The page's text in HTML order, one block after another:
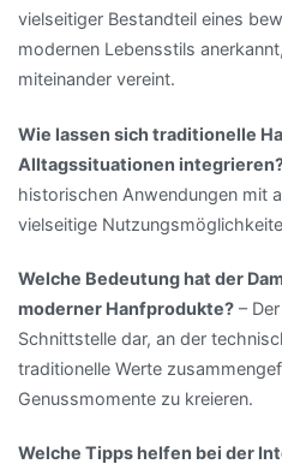
vielseitiger Bestandteil eines
modernen Lebensstils
miteinander vereint.
Wie lassen sich traditionelle
Alltagssituationen
historischen Anwendungen mit
vielseitige
Welche Bedeutung hat der
moderner Hanfprodukte? –
Schnittstelle dar, an der
traditionelle Werte
Genussmomente zu kreieren.
Welche Tipps helfen bei der